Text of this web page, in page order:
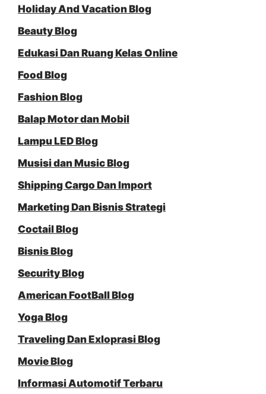
Holiday And Vacation Blog
Beauty Blog
Edukasi Dan Ruang Kelas Online
Food Blog
Fashion Blog
Balap Motor dan Mobil
Lampu LED Blog
Musisi dan Music Blog
Shipping Cargo Dan Import
Marketing Dan Bisnis Strategi
Coctail Blog
Bisnis Blog
Security Blog
American FootBall Blog
Yoga Blog
Traveling Dan Exloprasi Blog
Movie Blog
Informasi Automotif Terbaru